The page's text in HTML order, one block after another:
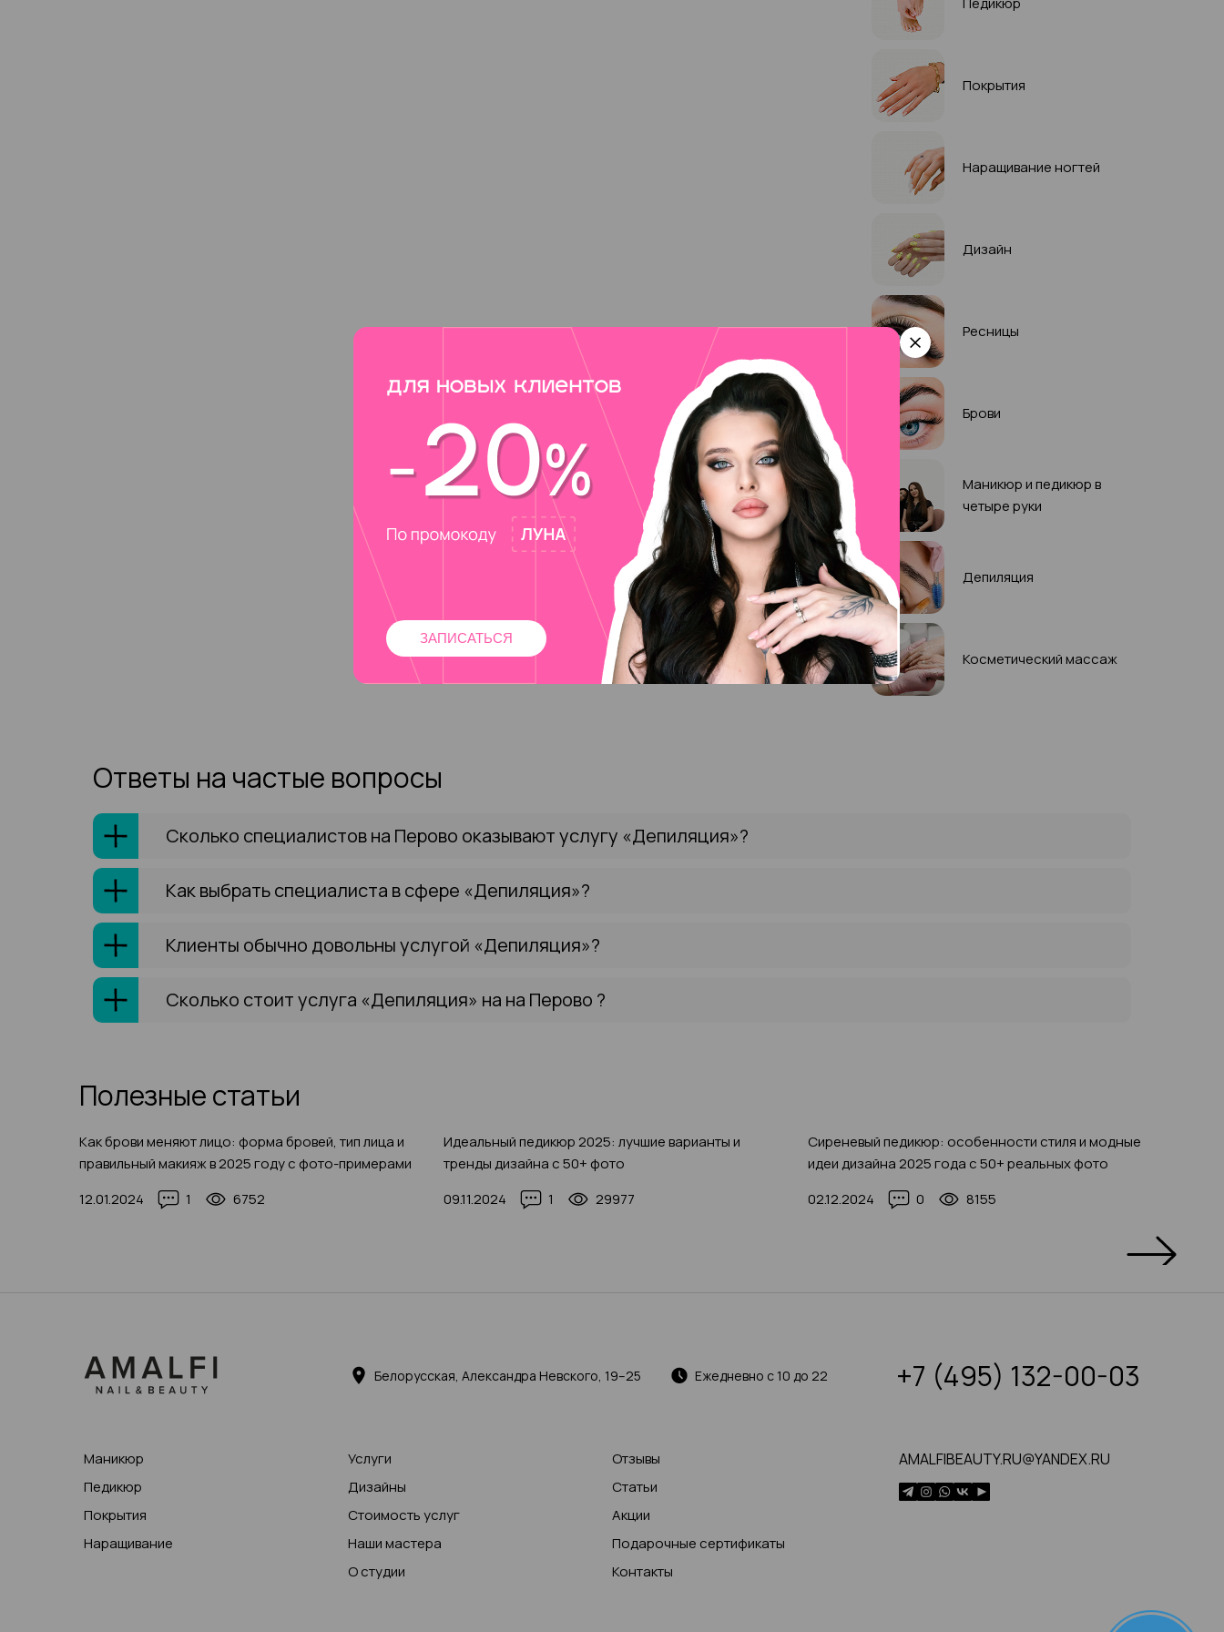
Покрытия
Наращивание ногтей
Дизайн
Ресницы
Брови
Маникюр и педикюр в
четыре руки
Депиляция
Косметический массаж
Ответы на частые вопросы
Сколько специалистов на Перово оказывают услугу «Депиляция»?
Как выбрать специалиста в сфере «Депиляция»?
Клиенты обычно довольны услугой «Депиляция»?
Сколько стоит услуга «Депиляция» на на Перово ?
Полезные статьи
Как брови меняют лицо: форма бровей, тип лица и
правильный макияж в 2025 году с фото-примерами
12.01.2024
1 6752
Идеальный педикюр 2025: лучшие варианты и
тренды дизайна с 50+ фото
09.11.2024
1 29977
Сиреневый педикюр: особенности стиля и модные
идеи дизайна 2025 года с 50+ реальных фото
02.12.2024
0 8155
Белорусская, Александра Невского, 19–25 Ежедневно с 10 до 22 +7 (495) 132-00-03
Маникюр
Педикюр
Покрытия
Наращивание
Услуги
Дизайны
Стоимость услуг
Наши мастера
О студии
Отзывы
Статьи
Акции
Подарочные сертификаты
Контакты
AMALFIBEAUTY.RU@YANDEX.RU
ЗАПИСАТЬСЯ